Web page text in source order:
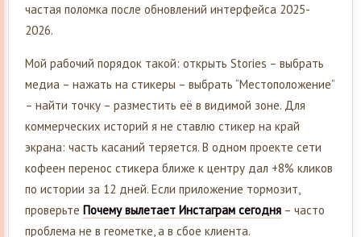
частая поломка после обновлений интерфейса 2025-
2026.
Мой рабочий порядок такой: открыть Stories – выбрать
медиа – нажать на стикеры – выбрать “Местоположение”
– найти точку – разместить её в видимой зоне. Для
коммерческих историй я не ставлю стикер на край
экрана: часть касаний теряется. В одном проекте сети
кофеен перенос стикера ближе к центру дал +8% кликов
по истории за 12 дней. Если приложение тормозит,
проверьте Почему вылетает Инстаграм сегодня – часто
проблема не в геометке, а в сбое клиента.